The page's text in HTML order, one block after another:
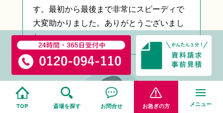
す。最初から最後まで非常にスピーディで
大変助かりました。ありがとうございまし
た。
TOP 斎場を探す お問合せ お急ぎの方 メニュー